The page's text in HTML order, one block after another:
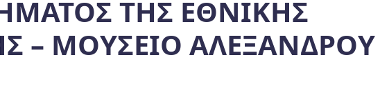
ΤΗΣ ΕΘΝΙΚΗΣ
– ΜΟΥΣΕΙΟ ΑΛΕΞΑΝΔΡΟΥ